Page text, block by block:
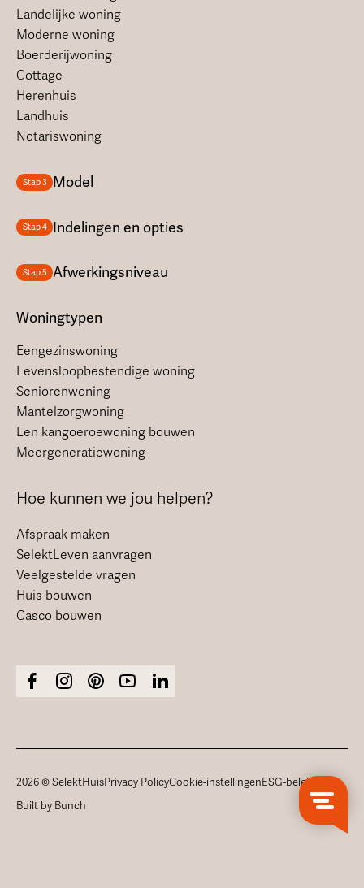
Landelijke woning
Moderne woning
Boerderijwoning
Cottage
Herenhuis
Landhuis
Notariswoning
Stap 3 Model
Stap 4 Indelingen en opties
Stap 5 Afwerkingsniveau
Woningtypen
Eengezinswoning
Levensloopbestendige woning
Seniorenwoning
Mantelzorgwoning
Een kangoeroewoning bouwen
Meergeneratiewoning
Hoe kunnen we jou helpen?
Afspraak maken
SelektLeven aanvragen
Veelgestelde vragen
Huis bouwen
Casco bouwen
2026 © SelektHuisPrivacy PolicyCookie-instellingenESG-beleid
Built by Bunch